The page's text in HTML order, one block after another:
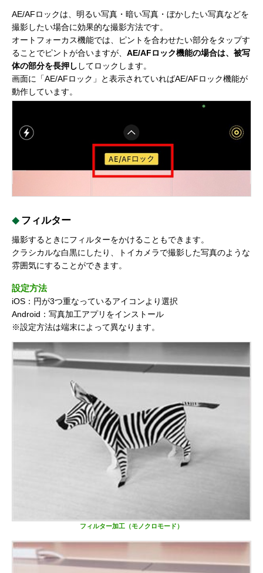
AE/AFロックは、明るい写真・暗い写真・ぼかしたい写真などを
撮影したい場合に効果的な撮影方法です。
オートフォーカス機能では、ピントを合わせたい部分をタップす
ることでピントが合いますが、 AE/AFロック機能の場合は、被写
体の部分を長押し してロックします。
画面に「AE/AFロック」と表示されていればAE/AFロック機能が
動作しています。
フィルター
撮影するときにフィルターをかけることもできます。
クラシカルな白黒にしたり、トイカメラで撮影した写真のような
雰囲気にすることができます。
設定方法
iOS：円が3つ重なっているアイコンより選択
Android：写真加工アプリをインストール
※設定方法は端末によって異なります。
フィルター加工（モノクロモード）